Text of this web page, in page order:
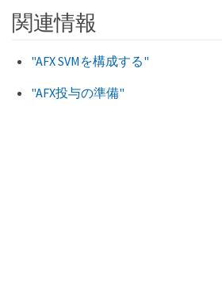
関連情報
"AFX SVMを構成する"
"AFX投与の準備"